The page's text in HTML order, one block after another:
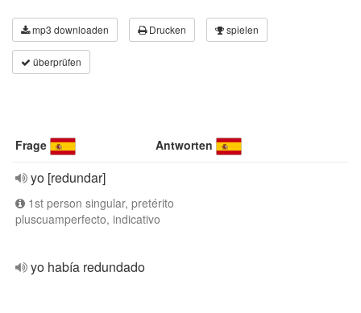
mp3 downloaden Drucken spielen
überprüfen
Frage Antworten
yo [redundar]
1st person singular, pretérito
pluscuamperfecto, indicativo
yo había redundado